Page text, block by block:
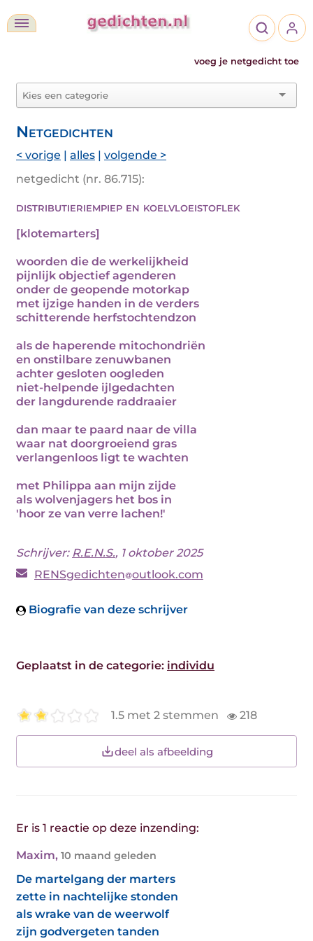
voeg je netgedicht toe
Netgedichten
< vorige | alles | volgende >
netgedicht (nr. 86.715):
distributieriempiep en koelvloeistoflek
[klotemarters]
woorden die de werkelijkheid
pijnlijk objectief agenderen
onder de geopende motorkap
met ijzige handen in de verders
schitterende herfstochtendzon
als de haperende mitochondriën
en onstilbare zenuwbanen
achter gesloten oogleden
niet-helpende ijlgedachten
der langdurende raddraaier
dan maar te paard naar de villa
waar nat doorgroeiend gras
verlangenloos ligt te wachten
met Philippa aan mijn zijde
als wolvenjagers het bos in
'hoor ze van verre lachen!'
Schrijver: R.E.N.S., 1 oktober 2025
RENSgedichten outlook.com
Biografie van deze schrijver
Geplaatst in de categorie: individu
1.5 met 2 stemmen 218
deel als afbeelding
Er is 1 reactie op deze inzending:
Maxim, 10 maand geleden
De martelgang der marters
zette in nachtelijke stonden
als wrake van de weerwolf
zijn godvergeten tanden